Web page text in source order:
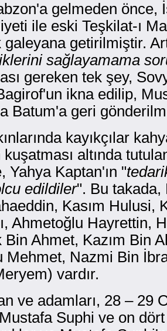
gelmeden önce,
ile eski Teşkilat-ı
galeyana getirilmiştir.
sağlayamama
gereken tek şey,
ikna edilip,
Batum'a geri
kayıkçılar
kuşatması altında
Yahya Kaptan'ın "
edildiler". Bu takada,
Kasım Hulusi,
Ahmetoğlu Hayrettin,
Bin Ahmet, Kazım Bin
Mehmet, Nazmi Bin
vardır.
ve adamları, 28 – 29
Suphi ve on